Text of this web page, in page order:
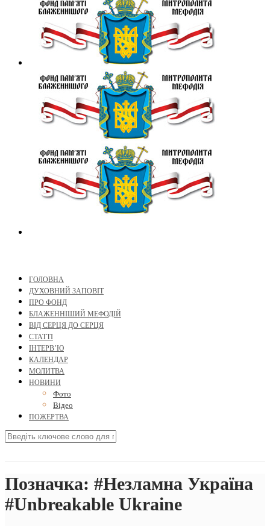
ГОЛОВНА
ДУХОВНИЙ ЗАПОВІТ
ПРО ФОНД
БЛАЖЕННІШИЙ МЕФОДІЙ
ВІД СЕРЦЯ ДО СЕРЦЯ
СТАТТІ
ІНТЕРВ’Ю
КАЛЕНДАР
МОЛИТВА
НОВИНИ
Фото
Відео
ПОЖЕРТВА
Позначка: #Незламна Україна
#Unbreakable Ukraine